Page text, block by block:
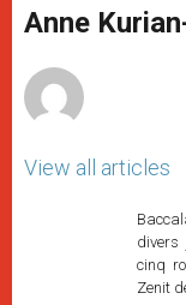
p
p
g
e
o
k
Anne
View all articles
divers
cinq
Zenit